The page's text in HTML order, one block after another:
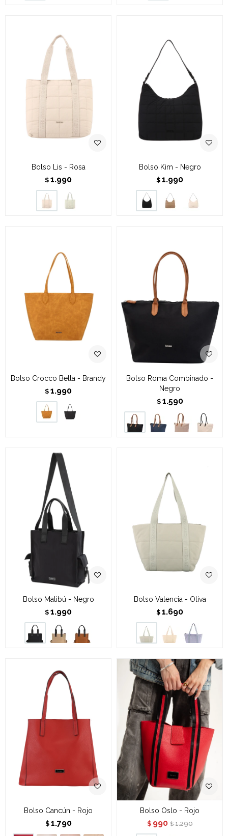
Bolso Lis - Rosa
$ 1.990
Bolso Kim - Negro
$ 1.990
Bolso Crocco Bella - Brandy
$ 1.990
Bolso Roma Combinado -
Negro
$ 1.590
Bolso Malibú - Negro
$ 1.990
Bolso Valencia - Oliva
$ 1.690
Bolso Cancún - Rojo
$ 1.790
Bolso Oslo - Rojo
$ 990 $ 1.290